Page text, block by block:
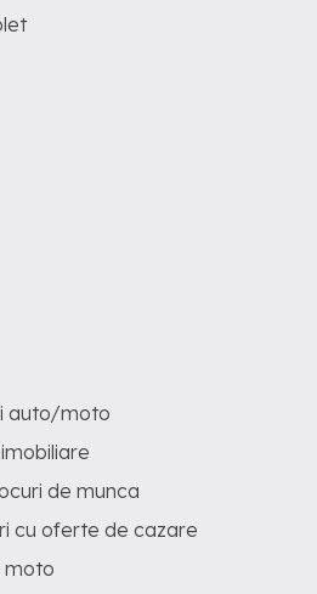
auto/moto
de munca
cu oferte de cazare
moto